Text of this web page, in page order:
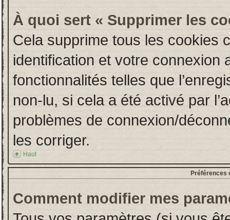
À quoi sert « Supprimer les
Cela supprime tous les cookies
identification et votre connexion
fonctionnalités telles que
non-lu, si cela a été activé par
problèmes de connexion/
les corriger.
Haut
Préférences
Comment modifier mes